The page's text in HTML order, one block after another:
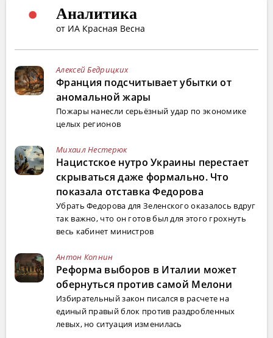
Аналитика
от ИА Красная Весна
Алексей Бедрицких
Франция подсчитывает убытки от
аномальной жары
Пожары нанесли серьёзный удар по экономике
целых регионов
Михаил Нестерюк
Нацистское нутро Украины перестает
скрываться даже формально. Что
показала отставка Федорова
Убрать Федорова для Зеленского оказалось вдруг
так важно, что он готов был для этого грохнуть
весь кабинет министров
Антон Копнин
Реформа выборов в Италии может
обернуться против самой Мелони
Избирательный закон писался в расчете на
единый правый блок против раздробленных
левых, но ситуация изменилась